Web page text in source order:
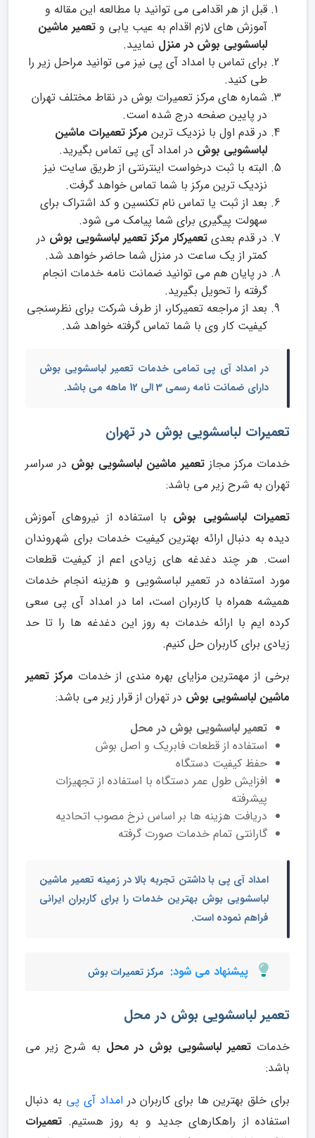
قبل از هر اقدامی می توانید با مطالعه این مقاله و
آموزش های لازم اقدام به عیب یابی و تعمیر ماشین
لباسشویی بوش در منزل نمایید.
برای تماس با امداد آی پی نیز می توانید مراحل زیر را
طی کنید.
شماره های مرکز تعمیرات بوش در نقاط مختلف تهران
در پایین صفحه درج شده است.
در قدم اول با نزدیک ترین مرکز تعمیرات ماشین
لباسشویی بوش در امداد آی پی تماس بگیرید.
البته با ثبت درخواست اینترنتی از طریق سایت نیز
نزدیک ترین مرکز با شما تماس خواهد گرفت.
بعد از ثبت یا تماس نام تکنسین و کد اشتراک برای
سهولت پیگیری برای شما پیامک می شود.
در قدم بعدی تعمیرکار مرکز تعمیر لباسشویی بوش در
کمتر از یک ساعت در منزل شما حاضر خواهد شد.
در پایان هم می توانید ضمانت نامه خدمات انجام
گرفته را تحویل بگیرید.
بعد از مراجعه تعمیرکار، از طرف شرکت برای نظرسنجی
کیفیت کار وی با شما تماس گرفته خواهد شد.
در امداد آی پی تمامی خدمات تعمیر لباسشویی بوش
دارای ضمانت نامه رسمی 3 الی 12 ماهه می باشد.
تعمیرات لباسشویی بوش در تهران
خدمات مرکز مجاز تعمیر ماشین لباسشویی بوش در سراسر
تهران به شرح زیر می باشد:
تعمیرات لباسشویی بوش با استفاده از نیروهای آموزش
دیده به دنبال ارائه بهترین کیفیت خدمات برای شهروندان
است. هر چند دغدغه های زیادی اعم از کیفیت قطعات
مورد استفاده در تعمیر لباسشویی و هزینه انجام خدمات
همیشه همراه با کاربران است، اما در امداد آی پی سعی
کرده ایم با ارائه خدمات به روز این دغدغه ها را تا حد
زیادی برای کاربران حل کنیم.
برخی از مهمترین مزایای بهره مندی از خدمات مرکز تعمیر
ماشین لباسشویی بوش در تهران از قرار زیر می باشد:
تعمیر لباسشویی بوش در محل
استفاده از قطعات فابریک و اصل بوش
حفظ کیفیت دستگاه
افزایش طول عمر دستگاه با استفاده از تجهیزات
پیشرفته
دریافت هزینه ها بر اساس نرخ مصوب اتحادیه
گارانتی تمام خدمات صورت گرفته
امداد آی پی با داشتن تجربه بالا در زمینه تعمیر ماشین
لباسشویی بوش بهترین خدمات را برای کاربران ایرانی
فراهم نموده است.
پیشنهاد می شود: مرکز تعمیرات بوش
تعمیر لباسشویی بوش در محل
خدمات تعمیر لباسشویی بوش در محل به شرح زیر می
باشد:
برای خلق بهترین ها برای کاربران در امداد آی پی به دنبال
استفاده از راهکارهای جدید و به روز هستیم. تعمیرات